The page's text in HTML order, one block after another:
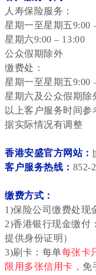
人寿保险服务：
星期一至星期五9:00
星期六9:00 – 13:00
公众假期除外
缴费处：
星期一至星期五9:00
星期六及公众假期除
以上客户服务时间
据实际情况有调整
香港安盛官方网站：
客户服务热线： 852-
缴费方式：
1)保险公司缴费处现
2)香港银行现金缴付：
提供身份证明）
3)刷卡：每单每张卡
限用多张信用卡 ， 免